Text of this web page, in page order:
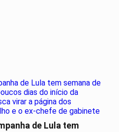
de Lula tem